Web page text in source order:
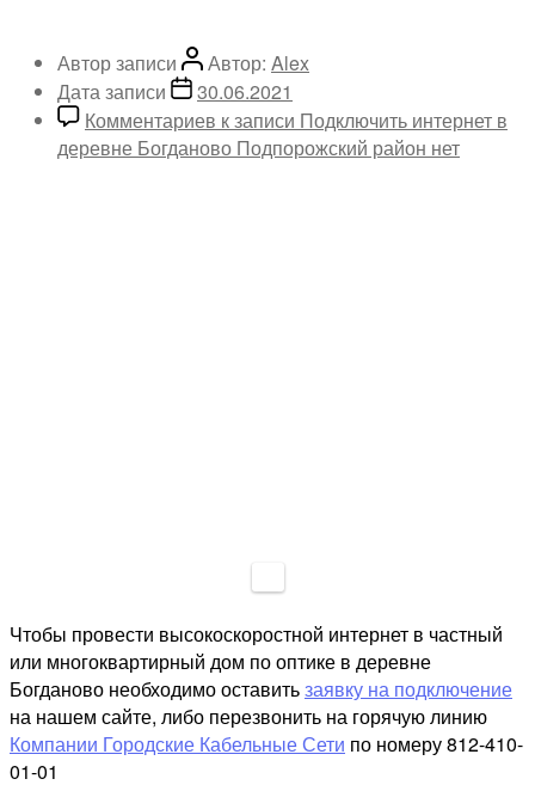
Автор записи Автор: Alex
Дата записи
30.06.2021
Комментариев к записи Подключить интернет в
деревне Богданово Подпорожский район нет
Чтобы провести высокоскоростной интернет в частный
или многоквартирный дом по оптике в деревне
Богданово необходимо оставитьзаявку на подключение
на нашем сайте, либо перезвонить на горячую линию
Компании Городские Кабельные Сети по номеру 812-410-
01-01